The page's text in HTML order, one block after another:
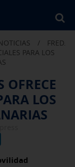
/
FRED.
PARA LOS
OFRECE
LOS